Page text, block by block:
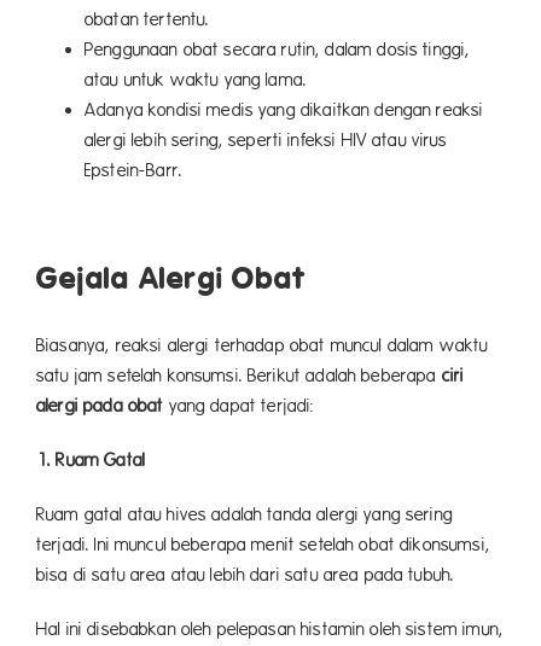
obatan tertentu.
Penggunaan obat secara rutin, dalam dosis tinggi,
atau untuk waktu yang lama.
Adanyakondisi medis yang dikaitkan dengan reaksi
alergi lebih sering, seperti infeksi HIV atau virus
Epstein-Barr.
Gejala Alergi Obat
Biasanya, reaksi alergi terhadap obat muncul dalam waktu
satu jam setelah konsumsi. Berikut adalah beberapa ciri
alergi pada obat yang dapat terjadi:
1. Ruam Gatal
Ruam gatal atau hives adalah tanda alergi yang sering
terjadi. Ini muncul beberapa menit setelah obat dikonsumsi,
bisa di satu area atau lebih dari satu area pada tubuh.
Hal ini disebabkan oleh pelepasan histamin oleh sistem imun,